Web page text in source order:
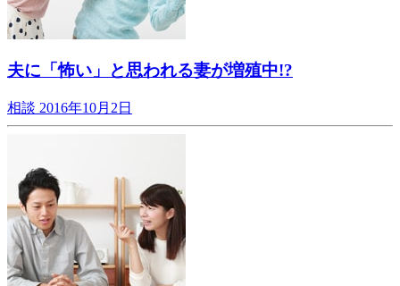
夫に「怖い」と思われる妻が増殖中!?
相談 2016年10月2日